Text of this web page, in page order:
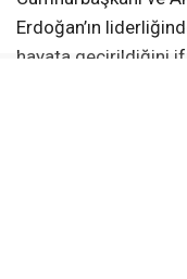
Erdoğan’ın
hayata geçirildiğini